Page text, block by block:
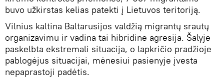
buvo užkirstas kelias patekti į Lietuvos teritoriją.
Vilnius kaltina Baltarusijos valdžią migrantų srautų
organizavimu ir vadina tai hibridine agresija. Šalyje
paskelbta ekstremali situacija, o lapkričio pradžioje
pablogėjus situacijai, mėnesiui pasienyje įvesta
nepaprastoji padėtis.